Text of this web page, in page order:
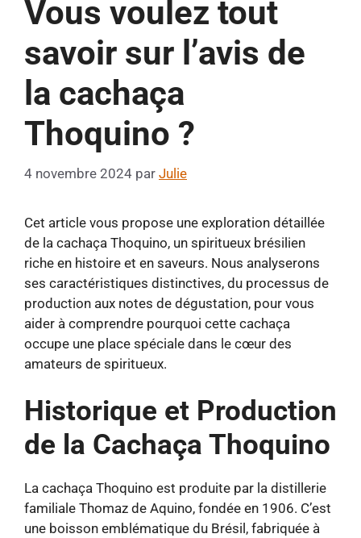
Vous voulez tout
savoir sur l’avis de
la cachaça
Thoquino ?
4 novembre 2024 par Julie
Cet article vous propose une exploration détaillée
de la cachaça Thoquino, un spiritueux brésilien
riche en histoire et en saveurs. Nous analyserons
ses caractéristiques distinctives, du processus de
production aux notes de dégustation, pour vous
aider à comprendre pourquoi cette cachaça
occupe une place spéciale dans le cœur des
amateurs de spiritueux.
Historique et Production
de la Cachaça Thoquino
La cachaça Thoquino est produite par la distillerie
familiale Thomaz de Aquino, fondée en 1906. C’est
une boisson emblématique du Brésil, fabriquée à